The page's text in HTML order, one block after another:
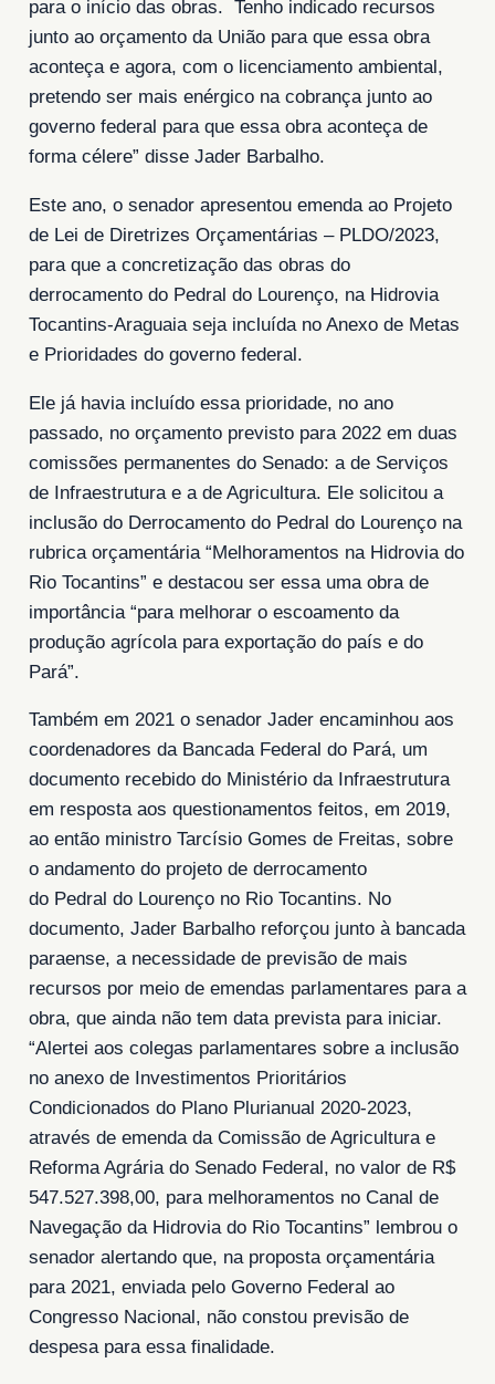
para o início das obras. Tenho indicado recursos
junto ao orçamento da União para que essa obra
aconteça e agora, com o licenciamento ambiental,
pretendo ser mais enérgico na cobrança junto ao
governo federal para que essa obra aconteça de
forma célere” disse Jader Barbalho.
Este ano, o senador apresentou emenda ao Projeto
de Lei de Diretrizes Orçamentárias – PLDO/2023,
para que a concretização das obras do
derrocamento do Pedral do Lourenço, na Hidrovia
Tocantins-Araguaia seja incluída no Anexo de Metas
e Prioridades do governo federal.
Ele já havia incluído essa prioridade, no ano
passado, no orçamento previsto para 2022 em duas
comissões permanentes do Senado: a de Serviços
de Infraestrutura e a de Agricultura. Ele solicitou a
inclusão do Derrocamento do Pedral do Lourenço na
rubrica orçamentária “Melhoramentos na Hidrovia do
Rio Tocantins” e destacou ser essa uma obra de
importância “para melhorar o escoamento da
produção agrícola para exportação do país e do
Pará”.
Também em 2021 o senador Jader encaminhou aos
coordenadores da Bancada Federal do Pará, um
documento recebido do Ministério da Infraestrutura
em resposta aos questionamentos feitos, em 2019,
ao então ministro Tarcísio Gomes de Freitas, sobre
o andamento do projeto de derrocamento
do Pedral do Lourenço no Rio Tocantins. No
documento, Jader Barbalho reforçou junto à bancada
paraense, a necessidade de previsão de mais
recursos por meio de emendas parlamentares para a
obra, que ainda não tem data prevista para iniciar.
“Alertei aos colegas parlamentares sobre a inclusão
no anexo de Investimentos Prioritários
Condicionados do Plano Plurianual 2020-2023,
através de emenda da Comissão de Agricultura e
Reforma Agrária do Senado Federal, no valor de R$
547.527.398,00, para melhoramentos no Canal de
Navegação da Hidrovia do Rio Tocantins” lembrou o
senador alertando que, na proposta orçamentária
para 2021, enviada pelo Governo Federal ao
Congresso Nacional, não constou previsão de
despesa para essa finalidade.